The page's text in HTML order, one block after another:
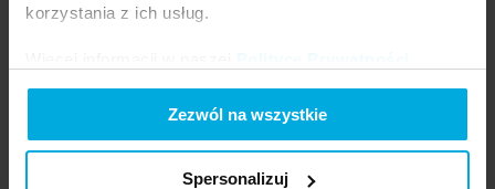
korzystania z ich usług.
Zezwól na wszystkie
Spersonalizuj
Ilość faz szynoprzewody:
1
Twoja cena:
Skontaktuj się z Twoim
magazynowy:
na